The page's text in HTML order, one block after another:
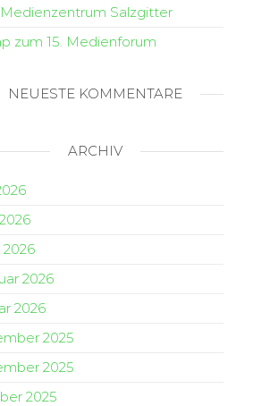
Salzgitter
zum 15. Medienforum
NEUESTE KOMMENTARE
ARCHIV
2026
2026
2026
2025
2025
2025